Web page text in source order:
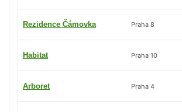
Rezidence Čámovka Praha 8
Habitat Praha 10
Arboret Praha 4